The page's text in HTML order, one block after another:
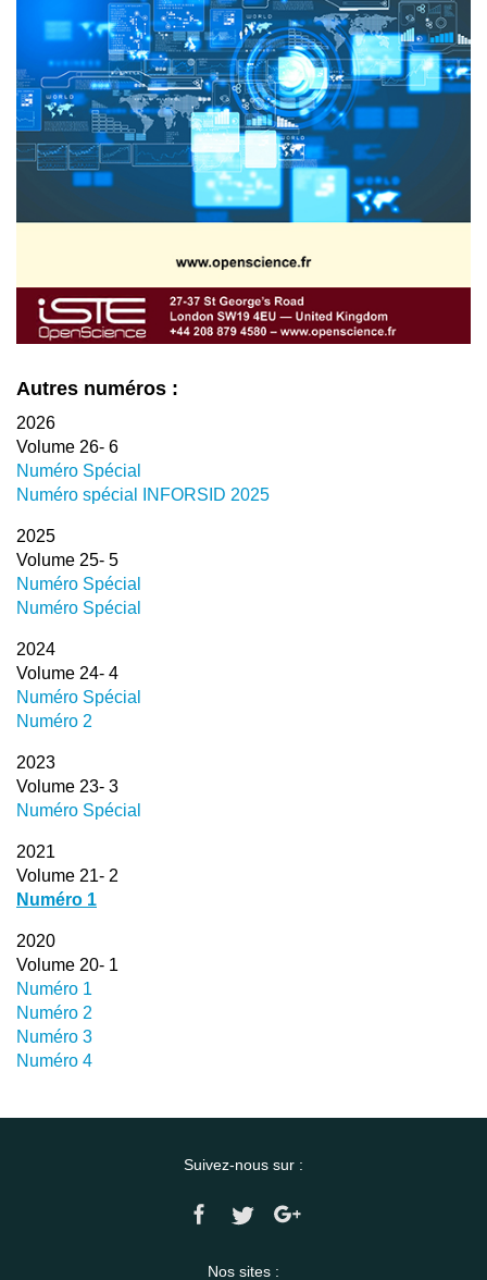
Autres numéros :
2026
Volume 26- 6
Numéro Spécial
Numéro spécial INFORSID 2025
2025
Volume 25- 5
Numéro Spécial
Numéro Spécial
2024
Volume 24- 4
Numéro Spécial
Numéro 2
2023
Volume 23- 3
Numéro Spécial
2021
Volume 21- 2
Numéro 1
2020
Volume 20- 1
Numéro 1
Numéro 2
Numéro 3
Numéro 4
Suivez-nous sur :
Nos sites :